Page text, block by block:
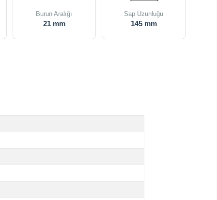
Burun Aralığı
21 mm
Sap Uzunluğu
145 mm